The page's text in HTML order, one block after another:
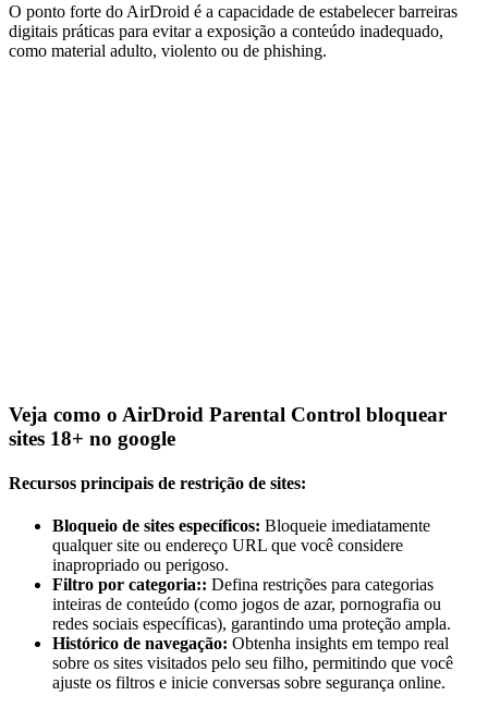
O ponto forte do AirDroid é a capacidade de estabelecer barreiras
digitais práticas para evitar a exposição a conteúdo inadequado,
como material adulto, violento ou de phishing.
Veja como o AirDroid Parental Control bloquear
sites 18+ no google
Recursos principais de restrição de sites:
Bloqueio de sites específicos: Bloqueie imediatamente
qualquer site ou endereço URL que você considere
inapropriado ou perigoso.
Filtro por categoria:: Defina restrições para categorias
inteiras de conteúdo (como jogos de azar, pornografia ou
redes sociais específicas), garantindo uma proteção ampla.
Histórico de navegação: Obtenha insights em tempo real
sobre os sites visitados pelo seu filho, permitindo que você
ajuste os filtros e inicie conversas sobre segurança online.